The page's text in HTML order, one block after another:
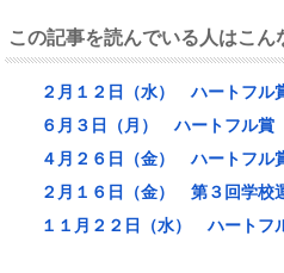
この記事を読んでいる人はこ
２月１２日（水） ハートフル
６月３日（月） ハートフル賞
４月２６日（金） ハートフル
２月１６日（金） 第３回学校
１１月２２日（水） ハートフ